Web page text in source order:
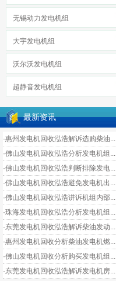
无锡动力发电机组
大宇发电机组
沃尔沃发电机组
超静音发电机组
最新资讯
·惠州发电机回收泓浩解诉选购柴油...
·佛山发电机回收泓浩分析发电机组...
·佛山发电机回收泓浩判断排除发电...
·佛山发电机回收泓浩避免发电机出...
·佛山发电机回收泓浩讲诉机组内部...
·珠海发电机回收泓浩分析发电机组...
·东莞发电机回收泓浩解诉柴油发动...
·惠州发电机回收分析柴油发电机燃...
·佛山发电机回收分析购买发电机组...
·东莞发电机回收泓浩解诉发电机房...